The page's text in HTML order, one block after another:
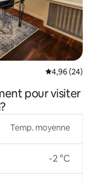
Note
4,96 (24)
pour visiter
Temp. moyenne
-2 °C